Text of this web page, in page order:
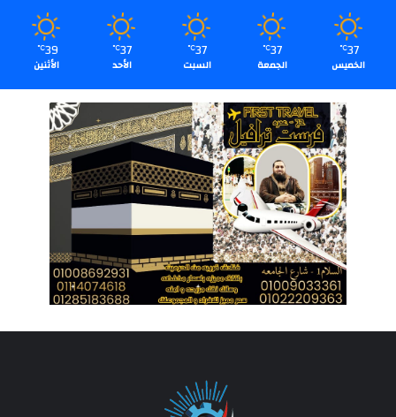
37
℃
الخميس
37
℃
الجمعة
37
℃
السبت
37
℃
الأحد
39
℃
الأثنين